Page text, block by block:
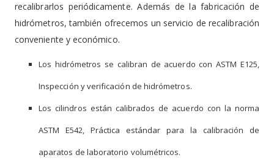
recalibrarlos periódicamente. Además de la fabricación de
hidrómetros, también ofrecemos un servicio de recalibración
conveniente y económico.
Los hidrómetros se calibran de acuerdo con ASTM E125,
Inspección y verificación de hidrómetros.
Los cilindros están calibrados de acuerdo con la norma
ASTM E542, Práctica estándar para la calibración de
aparatos de laboratorio volumétricos.